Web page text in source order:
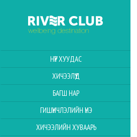
НҮҮР ХУУДАС
ХИЧЭЭЛҮҮД
БАГШ НАР
ГИШҮҮНЧЛЭЛИЙН ҮНЭ
ХИЧЭЭЛИЙН ХУВААРЬ